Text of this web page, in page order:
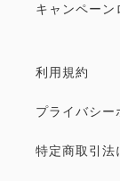
キャンペーン
利用規約
プライバシー
特定商取引法